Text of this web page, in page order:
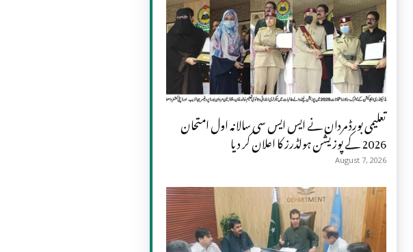
تعلیمی بورڈ مردان نے ایس ایس سی سالانہ اول امتحان
2026 کے پوزیشن ہولڈرز کا اعلان کر دیا
August 7, 2026